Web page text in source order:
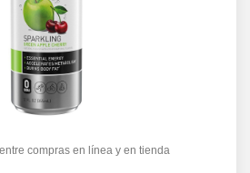
compras en línea y en tienda